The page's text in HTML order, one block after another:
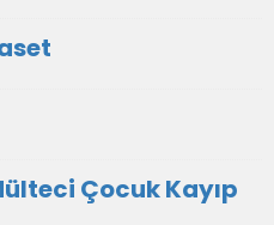
Çocuk Kayıp